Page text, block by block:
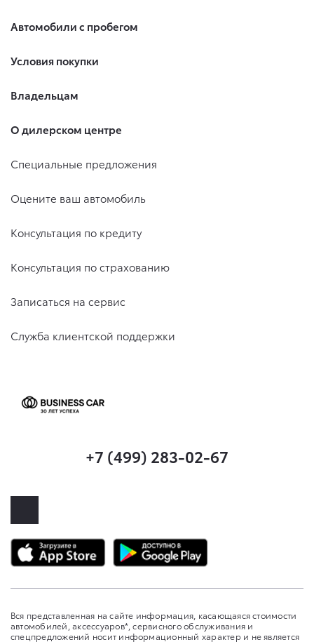
Автомобили с пробегом
Условия покупки
Владельцам
О дилерском центре
Специальные предложения
Оцените ваш автомобиль
Консультация по кредиту
Консультация по страхованию
Записаться на сервис
Служба клиентской поддержки
+7 (499) 283-02-67
Вся представленная на сайте информация, касающаяся стоимости
автомобилей, аксессуаров*, сервисного обслуживания и
спецпредложений носит информационный характер и не является